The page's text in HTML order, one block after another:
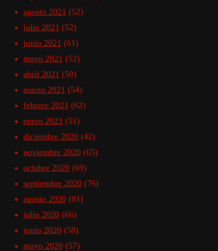
agosto 2021 (52)
julio 2021 (52)
junio 2021 (61)
mayo 2021 (52)
abril 2021 (50)
marzo 2021 (54)
febrero 2021 (62)
enero 2021 (51)
diciembre 2020 (42)
noviembre 2020 (65)
octubre 2020 (69)
septiembre 2020 (76)
agosto 2020 (81)
julio 2020 (66)
junio 2020 (58)
mayo 2020 (57)